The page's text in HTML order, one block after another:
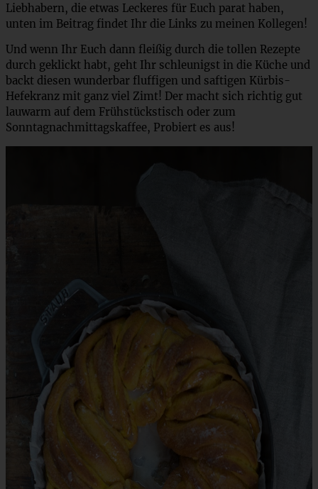
Liebhabern, die etwas Leckeres für Euch parat haben,
unten im Beitrag findet Ihr die Links zu meinen Kollegen!
Und wenn Ihr Euch dann fleißig durch die tollen Rezepte
durch geklickt habt, geht Ihr schleunigst in die Küche und
backt diesen wunderbar fluffigen und saftigen Kürbis-
Hefekranz mit ganz viel Zimt! Der macht sich richtig gut
lauwarm auf dem Frühstückstisch oder zum
Sonntagnachmittagskaffee, Probiert es aus!